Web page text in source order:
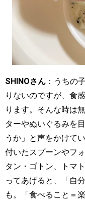
SHINOさん ：うちの
りないのですが、食
ります。そんな時は
ターやぬいぐるみを
うか」と声をかけて
付いたスプーンやフ
タン・ゴトン、トマ
ってあげると、「自
も。「食べること＝